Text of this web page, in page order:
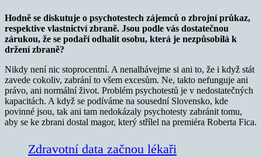
Hodně se diskutuje o psychotestech zájemců o zbrojní průkaz,
respektive vlastnictví zbraně. Jsou podle vás dostatečnou
zárukou, že se podaří odhalit osobu, která je nezpůsobilá k
držení zbraně?
Nikdy není nic stoprocentní. A nenalhávejme si ani to, že i když stát
zavede cokoliv, zabrání to všem excesům. Ne, takto nefunguje ani
právo, ani normální život. Problém psychotestů je v nedostatečných
kapacitách. A když se podíváme na sousední Slovensko, kde
povinné jsou, tak ani tam nedokázaly psychotesty zabránit tomu,
aby se ke zbrani dostal magor, který střílel na premiéra Roberta Fica.
Zdravotní data začnou lékaři